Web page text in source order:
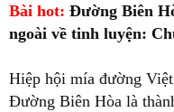
Bài hot: Đường Biên
ngoài về tinh luyện:
Hiệp hội mía đường
Đường Biên Hòa là